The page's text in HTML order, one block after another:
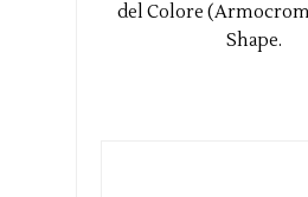
del Colore
Shape.